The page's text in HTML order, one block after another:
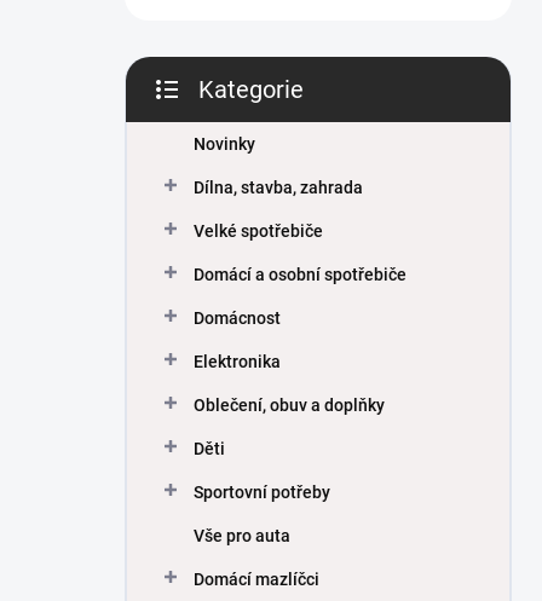
kategorie
Kategorie
Novinky
Dílna, stavba, zahrada
Velké spotřebiče
Domácí a osobní spotřebiče
Domácnost
Elektronika
Oblečení, obuv a doplňky
Děti
Sportovní potřeby
Vše pro auta
Domácí mazlíčci